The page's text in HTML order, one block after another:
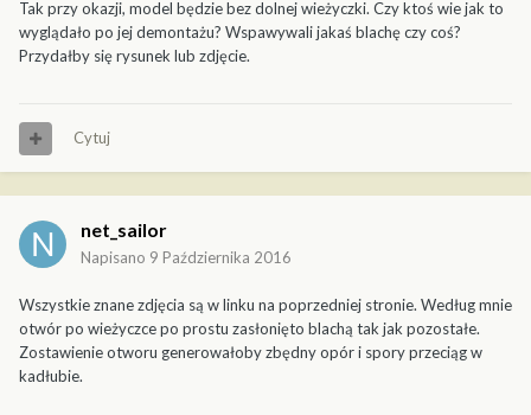
Tak przy okazji, model będzie bez dolnej wieżyczki. Czy ktoś wie jak to
wyglądało po jej demontażu? Wspawywali jakaś blachę czy coś?
Przydałby się rysunek lub zdjęcie.
Cytuj
net_sailor
Napisano 9 Października 2016
Wszystkie znane zdjęcia są w linku na poprzedniej stronie. Według mnie
otwór po wieżyczce po prostu zasłonięto blachą tak jak pozostałe.
Zostawienie otworu generowałoby zbędny opór i spory przeciąg w
kadłubie.